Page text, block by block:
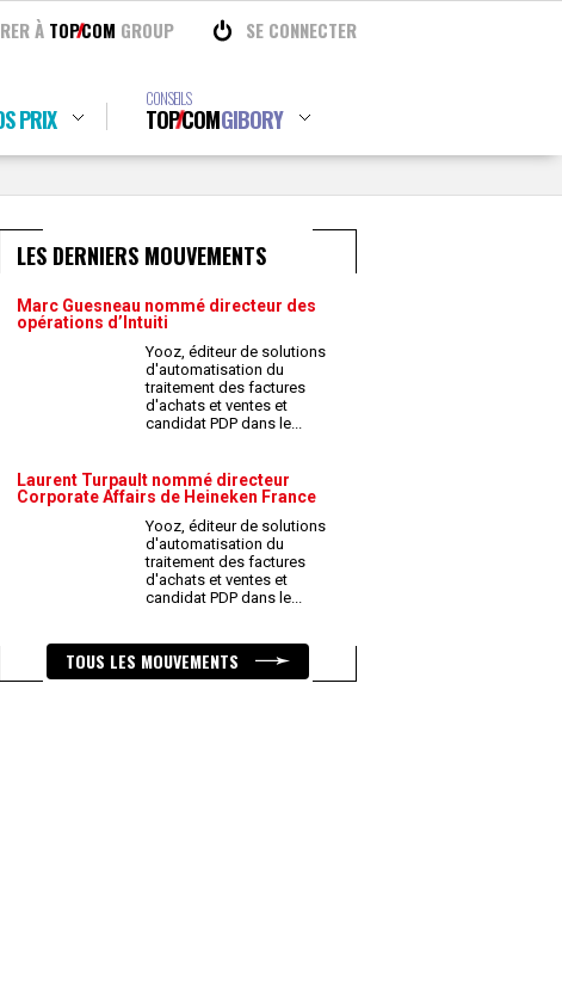
À TOPCOM GROUP SE CONNECTER
PRIX
CONSEILS
TOPCOMGIBORY
LES DERNIERS MOUVEMENTS
Marc Guesneau nommé directeur des
opérations d’Intuiti
Yooz, éditeur de solutions
d'automatisation du
traitement des factures
d'achats et ventes et
candidat PDP dans le...
Laurent Turpault nommé directeur
Corporate Affairs de Heineken France
Yooz, éditeur de solutions
d'automatisation du
traitement des factures
d'achats et ventes et
candidat PDP dans le...
TOUS LES MOUVEMENTS